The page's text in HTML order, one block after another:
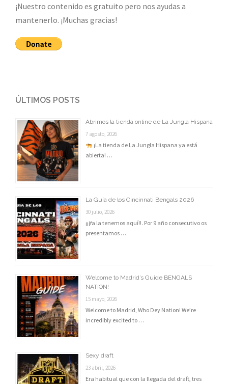
¡Nuestro contenido es gratuito pero nos ayudas a
mantenerlo. ¡Muchas gracias!
ÚLTIMOS POSTS
Abrimos la tienda online de La Jungla Hispana
7 agosto, 2026
¡La tienda de La Jungla Hispana ya está
abierta! …
La Guía de los Cincinnati Bengals 2026
30 julio, 2026
¡¡¡Ya la tenemos aquí!!. Por 9 año consecutivo os
presentamos …
Welcome to Madrid’s Guide BENGALS
NATION!
15 mayo, 2026
Welcome to Madrid, Who Dey Nation! We’re
incredibly excited to …
Sexy draft
23 abril, 2026
Era habitual que con la llegada del draft, tres